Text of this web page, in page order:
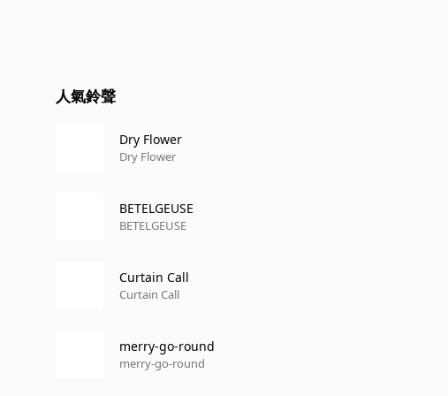
人氣鈴聲
Dry Flower
Dry Flower
BETELGEUSE
BETELGEUSE
Curtain Call
Curtain Call
merry-go-round
merry-go-round